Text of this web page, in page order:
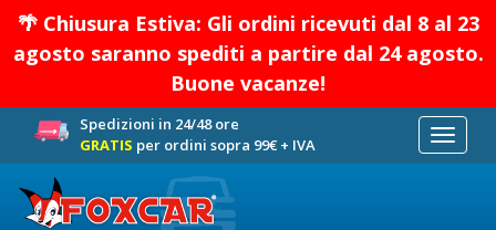
🌴 Chiusura Estiva: Gli ordini ricevuti dal 8 al 23
agosto saranno spediti a partire dal 24 agosto.
Buone vacanze!
Spedizioni in 24/48 ore
GRATIS per ordini sopra 99€ + IVA
Toggle